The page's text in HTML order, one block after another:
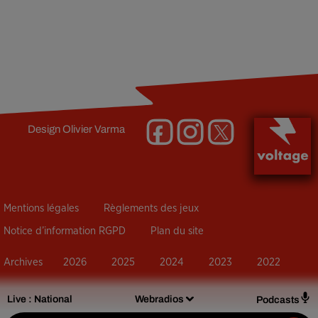
Live : National Webradios Podcasts
DesignOlivier Varma
Mentions légales Règlements des jeux
Notice d’information RGPD Plan du site
Archives 2026 2025 2024 2023 2022